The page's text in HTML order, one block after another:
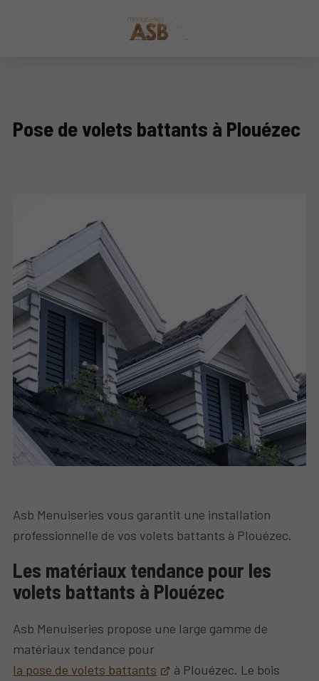
Pose de volets battants à Plouézec
Asb Menuiseries vous garantit une installation
professionnelle de vos volets battants à Plouézec.
Les matériaux tendance pour les
volets battants à Plouézec
Asb Menuiseries propose une large gamme de
matériaux tendance pour
la pose de volets battants
à Plouézec. Le bois